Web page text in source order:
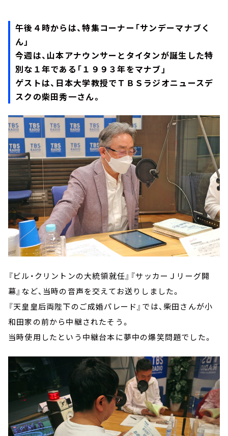
午後４時からは、特集コーナー「サンデーマナブく
ん」
今週は、山本アナウンサーとタイタンが誕生した特
別な１年である「１９９３年をマナブ」
ゲストは、日本大学教授でＴＢＳラジオニュースデ
スクの柴田秀一さん。
『ビル・クリントンの大統領就任』『サッカーＪリーグ開
幕』など、当時の音声を交えてお送りしました。
『天皇皇后両陛下のご成婚パレード』では、柴田さんが小
和田家の前から中継されたそう。
当時使用したという中継台本に夢中の爆笑問題でした。